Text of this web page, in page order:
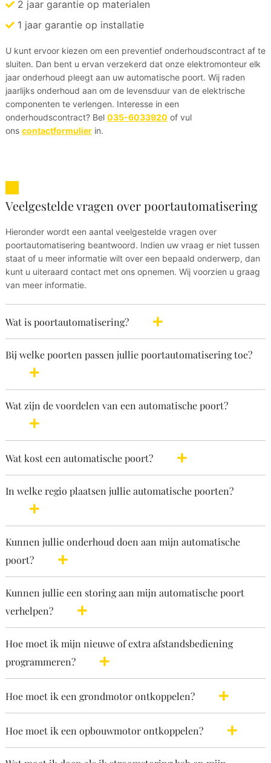
2 jaar garantie op materialen
1 jaar garantie op installatie
U kunt ervoor kiezen om een preventief onderhoudscontract af te
sluiten. Dan bent u ervan verzekerd dat onze elektromonteur elk
jaar onderhoud pleegt aan uw automatische poort. Wij raden
jaarlijks onderhoud aan om de levensduur van de elektrische
componenten te verlengen. Interesse in een
onderhoudscontract? Bel 035-6033920 of vul
ons contactformulierin.
Veelgestelde vragen over poortautomatisering
Hieronder wordt een aantal veelgestelde vragen over
poortautomatisering beantwoord. Indien uw vraag er niet tussen
staat of u meer informatie wilt over een bepaald onderwerp, dan
kunt u uiteraard contact met ons opnemen. Wij voorzien u graag
van meer informatie.
Wat is poortautomatisering?
Bij welke poorten passen jullie poortautomatisering toe?
Wat zijn de voordelen van een automatische poort?
Wat kost een automatische poort?
In welke regio plaatsen jullie automatische poorten?
Kunnen jullie onderhoud doen aan mijn automatische
poort?
Kunnen jullie een storing aan mijn automatische poort
verhelpen?
Hoe moet ik mijn nieuwe of extra afstandsbediening
programmeren?
Hoe moet ik een grondmotor ontkoppelen?
Hoe moet ik een opbouwmotor ontkoppelen?